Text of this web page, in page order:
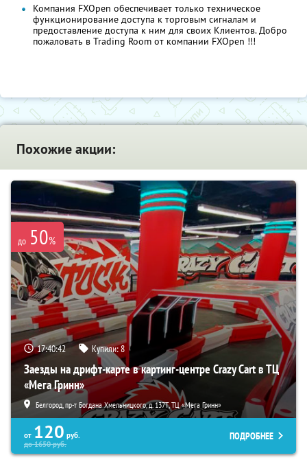
Компания FXOpen обеспечивает только техническое
функционирование доступа к торговым сигналам и
предоставление доступа к ним для своих Клиентов. Добро
пожаловать в Trading Room от компании FXOpen !!!
Похожие акции:
до 50%
17:40:41 Купили:8
Заезды на дрифт-карте в картинг-центре Crazy Cart в ТЦ
«Мега Гринн»
Белгород, пр-т Богдана Хмельницкого, д. 137Т, ТЦ «Мега Гринн»
от 120 руб.
до1650руб.
ПОДРОБНЕЕ